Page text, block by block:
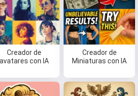
Creador de
avatares con IA
Creador de
Miniaturas con IA